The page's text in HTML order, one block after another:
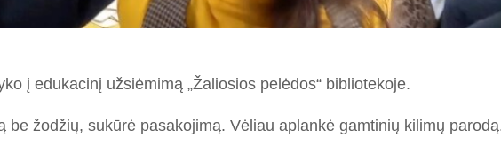
į edukacinį užsiėmimą „Žaliosios pelėdos“ bibliotekoje.
be žodžių, sukūrė pasakojimą. Vėliau aplankė gamtinių kilimų